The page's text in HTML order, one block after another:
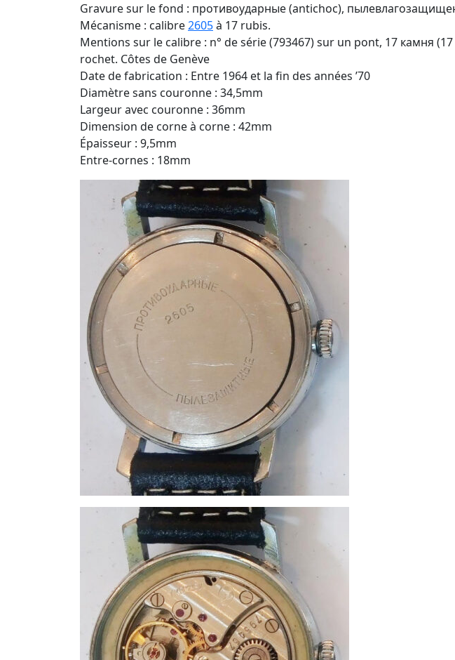
Gravure sur le fond : противоударные (antichoc),
Mécanisme : calibre2605à 17 rubis.
Mentions sur le calibre : n° de série (793467) sur un pont, 17 камня
rochet. Côtes de Genève
Date de fabrication : Entre 1964 et la fin des années ’70
Diamètre sans couronne : 34,5mm
Largeur avec couronne : 36mm
Dimension de corne à corne : 42mm
Épaisseur : 9,5mm
Entre-cornes : 18mm